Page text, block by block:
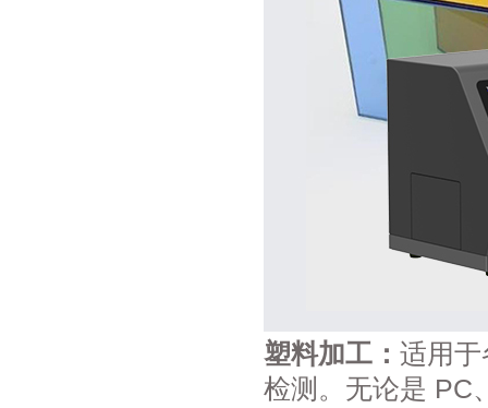
塑料加工： 适用
检测。无论是 PC